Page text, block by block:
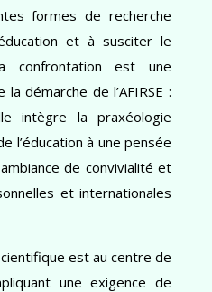
formes de recherche
et à susciter le
confrontation est une
démarche de l’AFIRSE :
intègre la praxéologie
l’éducation à une pensée
de convivialité et
et internationales
est au centre de
une exigence de